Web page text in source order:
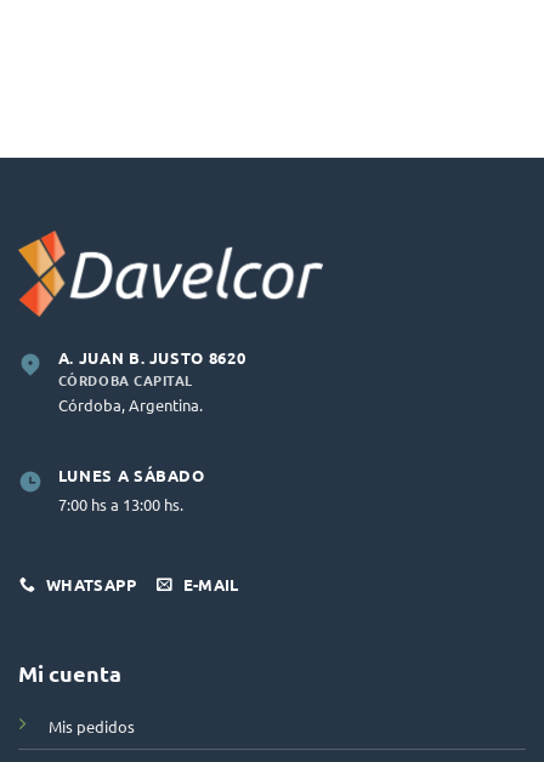
A. JUAN B. JUSTO 8620
CÓRDOBA CAPITAL
Córdoba, Argentina.
LUNES A SÁBADO
7:00 hs a 13:00 hs.
WHATSAPP E-MAIL
Mi cuenta
Mis pedidos